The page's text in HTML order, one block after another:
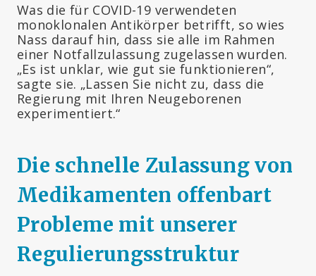
Was die für COVID-19 verwendeten
monoklonalen Antikörper betrifft, so wies
Nass darauf hin, dass sie alle im Rahmen
einer Notfallzulassung zugelassen wurden.
„Es ist unklar, wie gut sie funktionieren“,
sagte sie. „Lassen Sie nicht zu, dass die
Regierung mit Ihren Neugeborenen
experimentiert.“
Die schnelle Zulassung von
Medikamenten offenbart
Probleme mit unserer
Regulierungsstruktur